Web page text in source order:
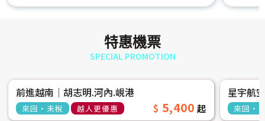
特惠機票
SPECIAL PROMOTION
前進越南│胡志明.河內.峴港
來回‧未稅 越人更優惠 5,400
星宇航
來回‧